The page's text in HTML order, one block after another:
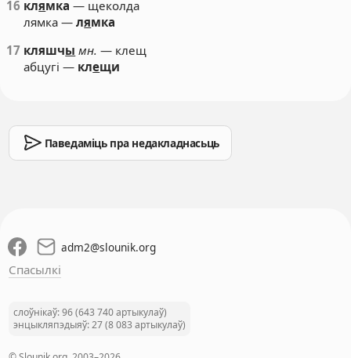
16 клямка — щеколда
лямка —лямка
17 кляшчы мн. — клещ
абцугі — клещи
Паведаміць пра недакладнасьць
adm2@slounik.org
Спасылкі
слоўнікаў: 96 (643 740 артыкулаў)
энцыкляпэдыяў: 27 (8 083 артыкулаў)